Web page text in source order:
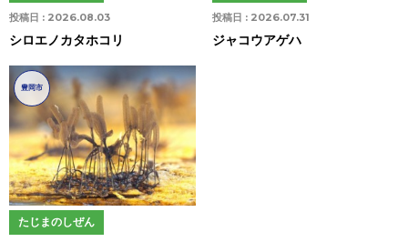
投稿日 : 2026.08.03
シロエノカタホコリ
投稿日 : 2026.07.31
ジャコウアゲハ
豊岡市
たじまのしぜん